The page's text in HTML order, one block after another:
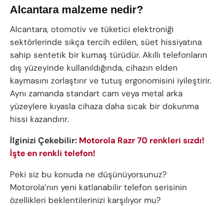
Alcantara malzeme nedir?
Alcantara, otomotiv ve tüketici elektroniği
sektörlerinde sıkça tercih edilen, süet hissiyatına
sahip sentetik bir kumaş türüdür. Akıllı telefonların
dış yüzeyinde kullanıldığında, cihazın elden
kaymasını zorlaştırır ve tutuş ergonomisini iyileştirir.
Aynı zamanda standart cam veya metal arka
yüzeylere kıyasla cihaza daha sıcak bir dokunma
hissi kazandırır.
İlginizi Çekebilir: Motorola Razr 70 renkleri sızdı!
İşte en renkli telefon!
Peki siz bu konuda ne düşünüyorsunuz?
Motorola’nın yeni katlanabilir telefon serisinin
özellikleri beklentilerinizi karşılıyor mu?